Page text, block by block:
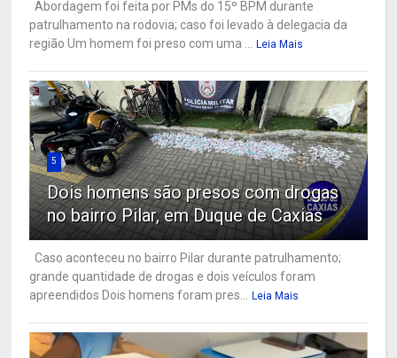
Abordagem foi feita por PMs do 15º BPM durante
patrulhamento na rodovia; caso foi levado à delegacia da
região Um homem foi preso com uma ...
Leia Mais
5
Dois homens são presos com drogas
no bairro Pilar, em Duque de Caxias
Caso aconteceu no bairro Pilar durante patrulhamento;
grande quantidade de drogas e dois veículos foram
apreendidos Dois homens foram pres...
Leia Mais